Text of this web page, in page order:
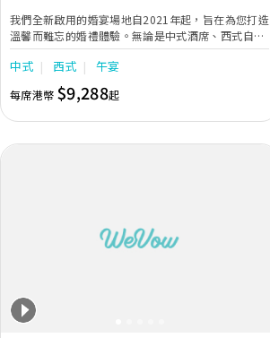
我們全新啟用的婚宴場地自2021年起，旨在為您打造
溫馨而難忘的婚禮體驗。無論是中式酒席、西式自助
餐、證婚典禮，或是雞尾酒會，我們都能為新人量身
定制，滿足您的每一個需求。酒店距離會展站及灣仔
地鐵站僅需步行五分鐘，交通便利。樓頂的LED營幕
覆蓋全場，可播放特定的環境效果，讓您的婚禮瞬間
變得更加夢幻。場地周邊設有多功能LED幕牆，確保
備了寬敞的化妝間，內設獨立洗手間、更衣室、保險
中式 西式 午宴
每席港幣 $9,288起